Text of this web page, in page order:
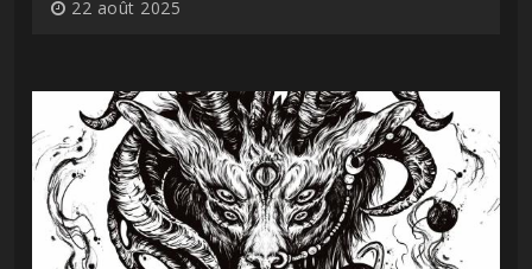
22 août 2025